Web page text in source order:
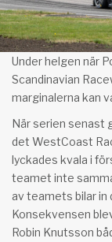
Under helgen när
Scandinavian
marginalerna kan
När serien senast
det WestCoast
lyckades kvala i
teamet inte
av teamets bilar in
Konsekvensen
Robin Knutsson